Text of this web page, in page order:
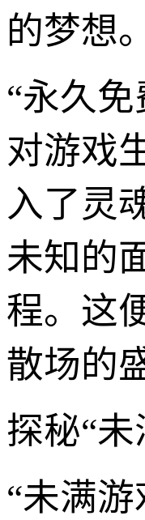
的梦想。
“永久
对游戏
入了灵
未知的
程。这
散场的
探秘“
“未满